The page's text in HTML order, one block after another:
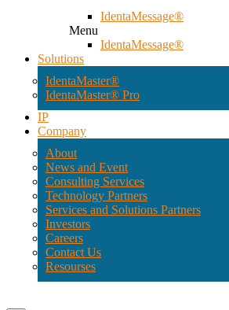
IdentaMessage®
Menu
IdentaMessage®
Solutions
IdentaMaster®
IdentaMaster® Pro
IP
Company
About
News and Event
Consulting Services
Technology Partners
Services and Solutions Partners
Investors
Careers
Contact Us
Resourses